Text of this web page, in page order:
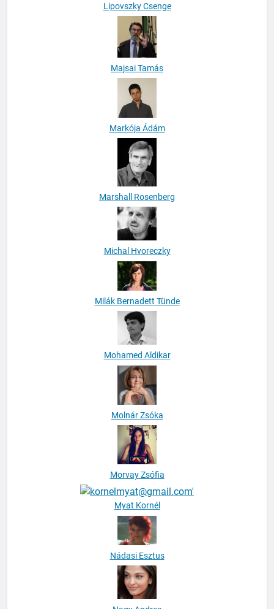
Lipovszky Csenge
Majsai Tamás
Markója Ádám
Marshall Rosenberg
Michal Hvoreczky
Milák Bernadett Tünde
Mohamed Aldikar
Molnár Zsóka
Morvay Zsófia
Myat Kornél
Nádasi Esztus